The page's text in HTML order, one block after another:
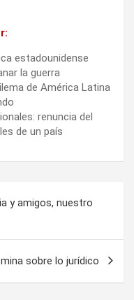
estadounidense
la guerra
de América Latina
renuncia del
de un país
y amigos, nuestro
sobre lo jurídico